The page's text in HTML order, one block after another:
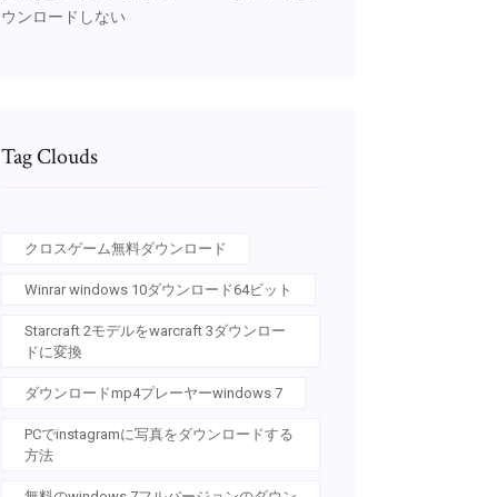
ウンロードしない
Tag Clouds
クロスゲーム無料ダウンロード
Winrar windows 10ダウンロード64ビット
Starcraft 2モデルをwarcraft 3ダウンロー
ドに変換
ダウンロードmp4プレーヤーwindows 7
PCでinstagramに写真をダウンロードする
方法